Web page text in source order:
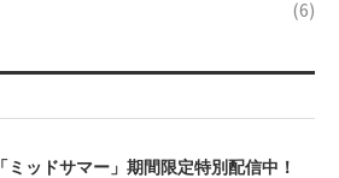
(6)
「ミッドサマー」期間限定特別配信中！